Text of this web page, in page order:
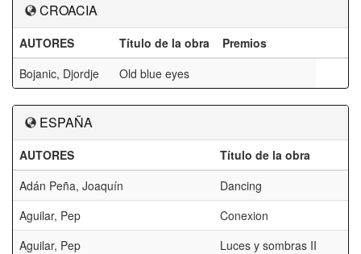
CROACIA
AUTORES Título de la obra
Premios
Bojanic, Djordje
Old blue eyes
ESPAÑA
AUTORES
Título de la obra
Adán Peña, Joaquín
Dancing
Aguilar, Pep
Conexion
Aguilar, Pep
Luces y sombras II